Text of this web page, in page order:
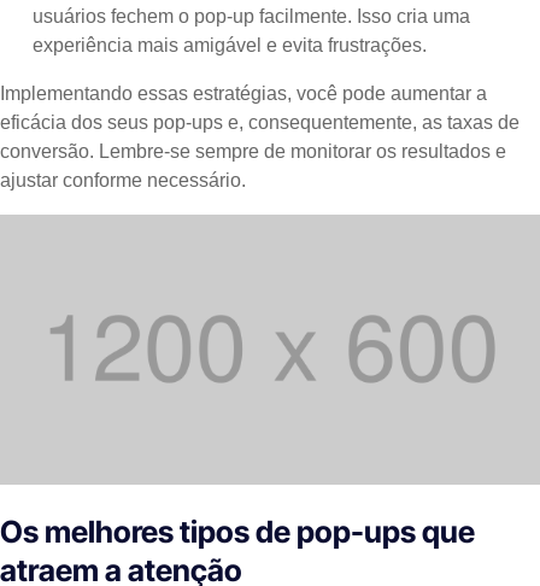
usuários fechem o pop-up facilmente. Isso cria uma
experiência mais amigável e evita frustrações.
Implementando essas estratégias, você pode aumentar a
eficácia dos seus pop-ups e, consequentemente, as taxas de
conversão. Lembre-se sempre de monitorar os resultados e
ajustar conforme necessário.
Os melhores tipos de pop-ups que
atraem a atenção